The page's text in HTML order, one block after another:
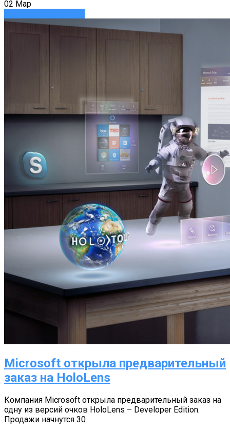
02 Мар
Microsoft открыла предварительный
заказ на HoloLens
Компания Microsoft открыла предварительный заказ на
одну из версий очков HoloLens – Developer Edition.
Продажи начнутся 30